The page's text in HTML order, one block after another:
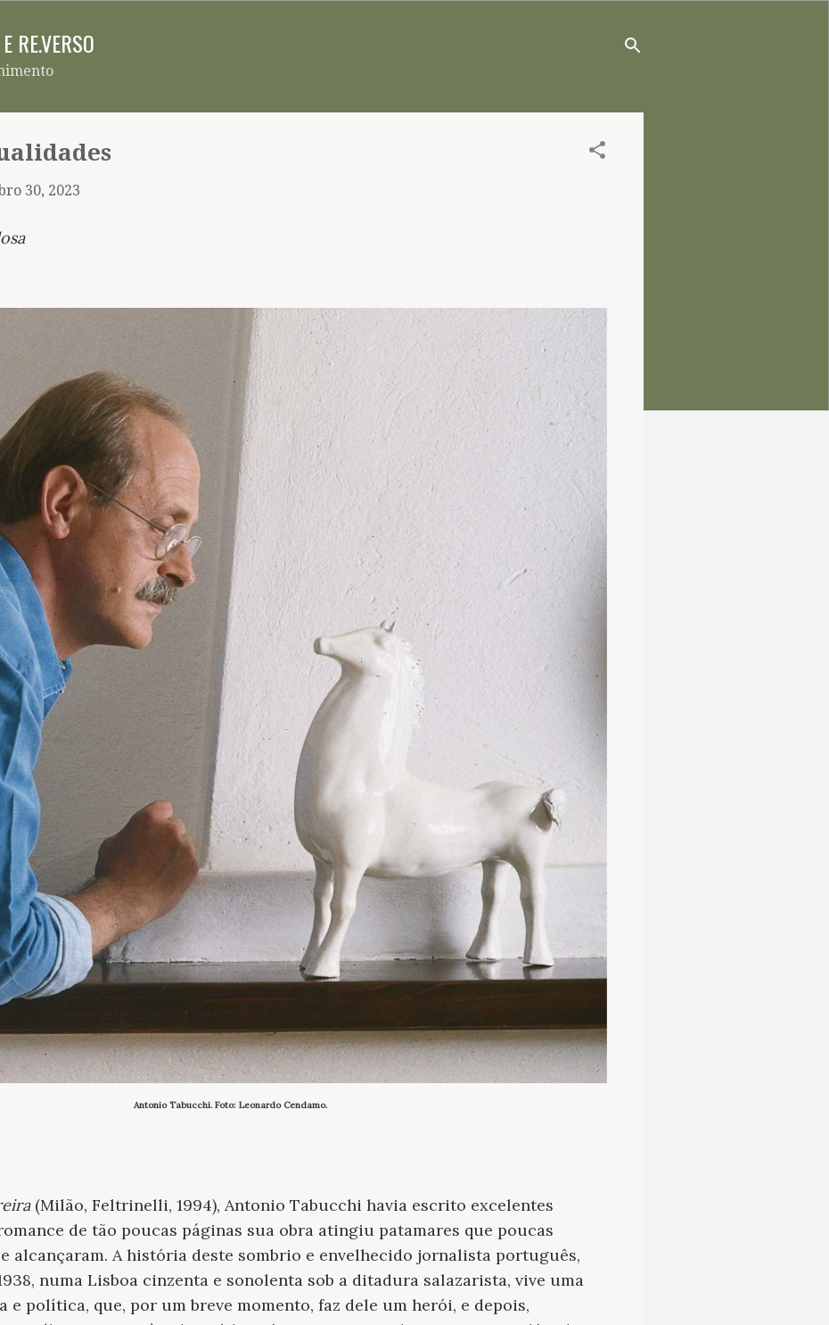
RE.VERSO
30, 2023
Antonio Tabucchi. Foto: Leonardo Cendamo.
(Milão, Feltrinelli, 1994), Antonio Tabucchi havia escrito excelentes
de tão poucas páginas sua obra atingiu patamares que poucas
alcançaram. A história deste sombrio e envelhecido jornalista português,
numa Lisboa cinzenta e sonolenta sob a ditadura salazarista, vive uma
e política, que, por um breve momento, faz dele um herói, e depois,